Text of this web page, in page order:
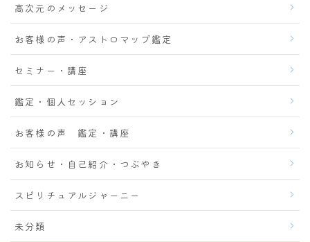
高次元のメッセージ
お客様の声・アストロマップ鑑定
セミナー・講座
鑑定・個人セッション
お客様の声 鑑定・講座
お知らせ・自己紹介・つぶやき
スピリチュアルジャーニー
未分類